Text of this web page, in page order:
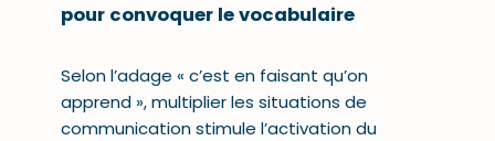
pour convoquer le vocabulaire
Selon l’adage « c’est en faisant qu’on
apprend », multiplier les situations de
communication stimule l’activation du